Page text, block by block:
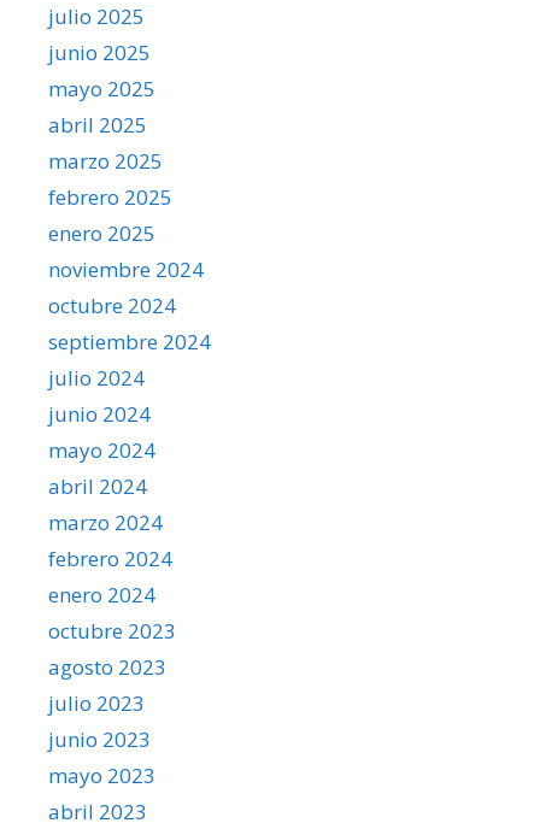
julio 2025
junio 2025
mayo 2025
abril 2025
marzo 2025
febrero 2025
enero 2025
noviembre 2024
octubre 2024
septiembre 2024
julio 2024
junio 2024
mayo 2024
abril 2024
marzo 2024
febrero 2024
enero 2024
octubre 2023
agosto 2023
julio 2023
junio 2023
mayo 2023
abril 2023